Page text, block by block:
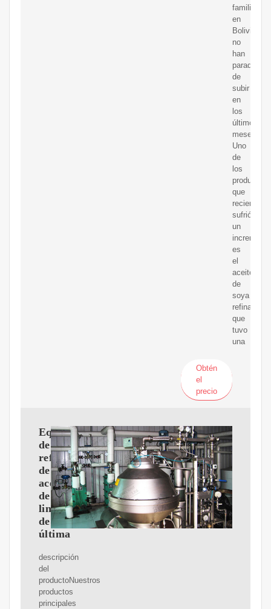
familiar
en
Bolivia
no
han
parado
de
subir
en
los
últimos
meses.
Uno
de
los
productos
que
sufrió
un
incremento
es
el
aceite
de
soya
refinado,
que
tuvo
una
Obtén
el
precio
Equipos
de
refinación
de
aceite
de
linaza
de
última
descripción
del
productoNuestros
productos
principales